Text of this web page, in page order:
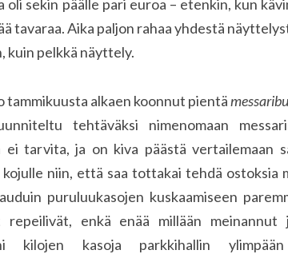
sekin päälle pari euroa – etenkin, kun
tavaraa. Aika paljon rahaa yhdestä
kuin pelkkä näyttely.
tammikuusta alkaen koonnut pientä
tehtäväksi nimenomaan
tarvita, ja on kiva päästä vertailemaan
niin, että saa tottakai tehdä ostoksia
puruluukasojen kuskaamiseen
repeilivät, enkä enää millään meinannut
kilojen kasoja parkkihallin